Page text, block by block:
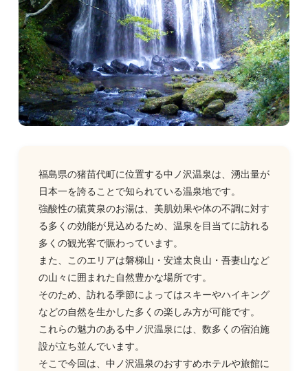
福島県の猪苗代町に位置する中ノ沢温泉は、湧出量が
日本一を誇ることで知られている温泉地です。
強酸性の硫黄泉のお湯は、美肌効果や体の不調に対す
る多くの効能が見込めるため、温泉を目当てに訪れる
多くの観光客で賑わっています。
また、このエリアは磐梯山・安達太良山・吾妻山など
の山々に囲まれた自然豊かな場所です。
そのため、訪れる季節によってはスキーやハイキング
などの自然を生かした多くの楽しみ方が可能です。
これらの魅力のある中ノ沢温泉には、数多くの宿泊施
設が立ち並んでいます。
そこで今回は、中ノ沢温泉のおすすめホテルや旅館に